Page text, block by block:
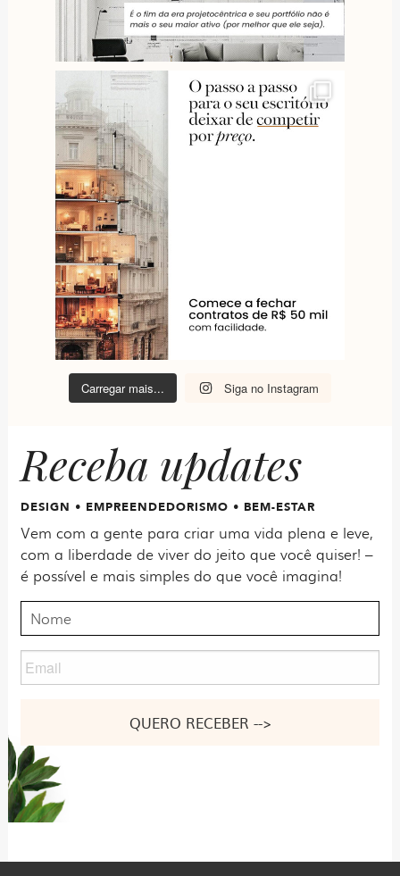
Carregar mais... Siga no Instagram
Receba updates
DESIGN • EMPREENDEDORISMO • BEM-ESTAR
Vem com a gente para criar uma vida plena e leve,
com a liberdade de viver do jeito que você quiser! –
é possível e mais simples do que você imagina!
Nome
Nome
Email